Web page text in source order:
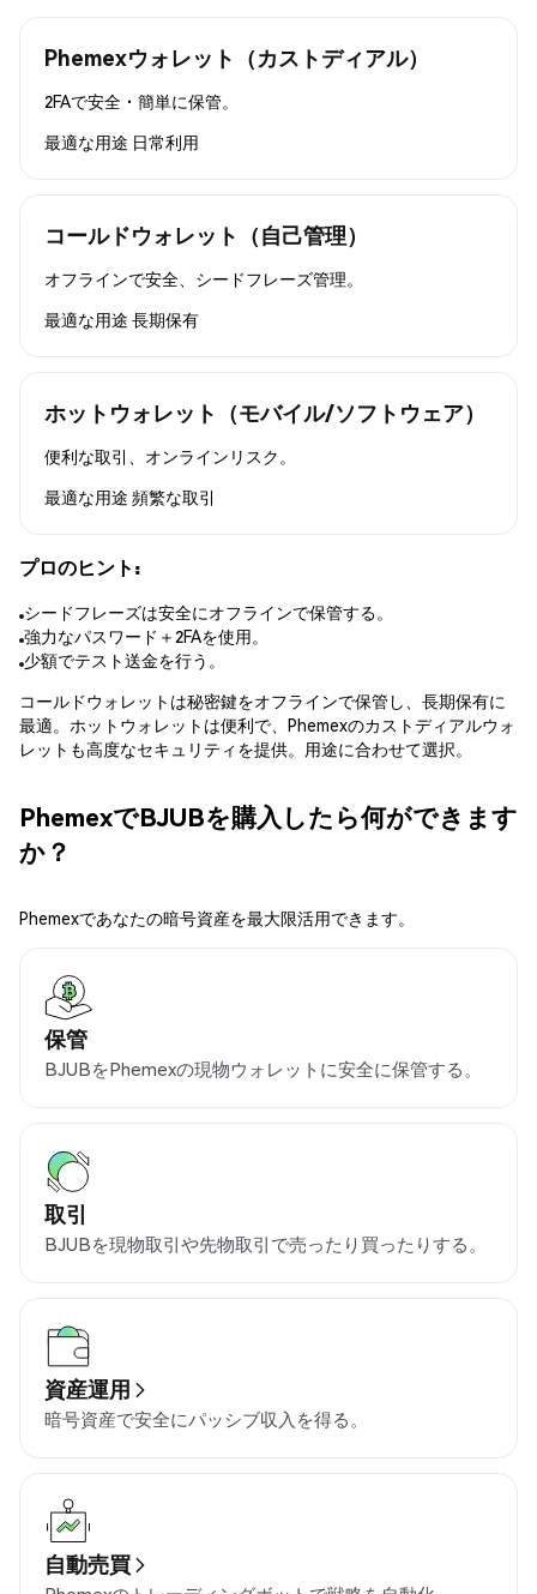
Phemexウォレット（カストディアル）
2FAで安全・簡単に保管。
最適な用途 日常利用
コールドウォレット（自己管理）
オフラインで安全、シードフレーズ管理。
最適な用途 長期保有
ホットウォレット（モバイル/ソフトウェア）
便利な取引、オンラインリスク。
最適な用途 頻繁な取引
プロのヒント:
シードフレーズは安全にオフラインで保管する。
強力なパスワード＋2FAを使用。
少額でテスト送金を行う。
コールドウォレットは秘密鍵をオフラインで保管し、長期保有に
最適。ホットウォレットは便利で、Phemexのカストディアルウォ
レットも高度なセキュリティを提供。用途に合わせて選択。
PhemexでBJUBを購入したら何ができます
か？
Phemexであなたの暗号資産を最大限活用できます。
保管
BJUBをPhemexの現物ウォレットに安全に保管する。
取引
BJUBを現物取引や先物取引で売ったり買ったりする。
資産運用
暗号資産で安全にパッシブ収入を得る。
自動売買